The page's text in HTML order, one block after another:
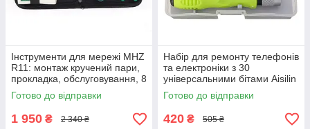
Інструменти для мережі MHZ
R11: монтаж кручений пари,
прокладка, обслуговування, 8
предметів GoodPlace -worry-
free-shopping-
Готово до відправки
1 950 ₴ 2 340 ₴
Набір для ремонту телефонів
та електроніки з 30
універсальними бітами Aisilin
7389 GoodPlace -worry-free-
shopping-
Готово до відправки
420 ₴ 505 ₴